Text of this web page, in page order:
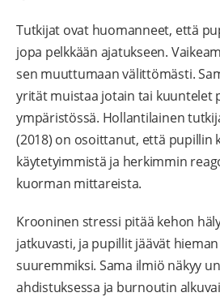
Tutkijat ovat huomanneet, että
jopa pelkkään ajatukseen.
sen muuttumaan välittömästi.
yrität muistaa jotain tai kuuntelet
ympäristössä. Hollantilainen
(2018) on osoittanut, että pupillin
käytetyimmistä ja herkimmin
kuorman mittareista.
Krooninen stressi pitää kehon
jatkuvasti, ja pupillit jäävät
suuremmiksi. Sama ilmiö näkyy
ahdistuksessa ja burnoutin